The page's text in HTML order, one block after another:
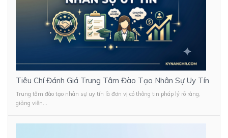
Tiêu Chí Đánh Giá Trung Tâm Đào Tạo Nhân Sự Uy Tín
Trung tâm đào tạo nhân sự uy tín là đơn vị có thông tin pháp lý rõ ràng,
giảng viên...